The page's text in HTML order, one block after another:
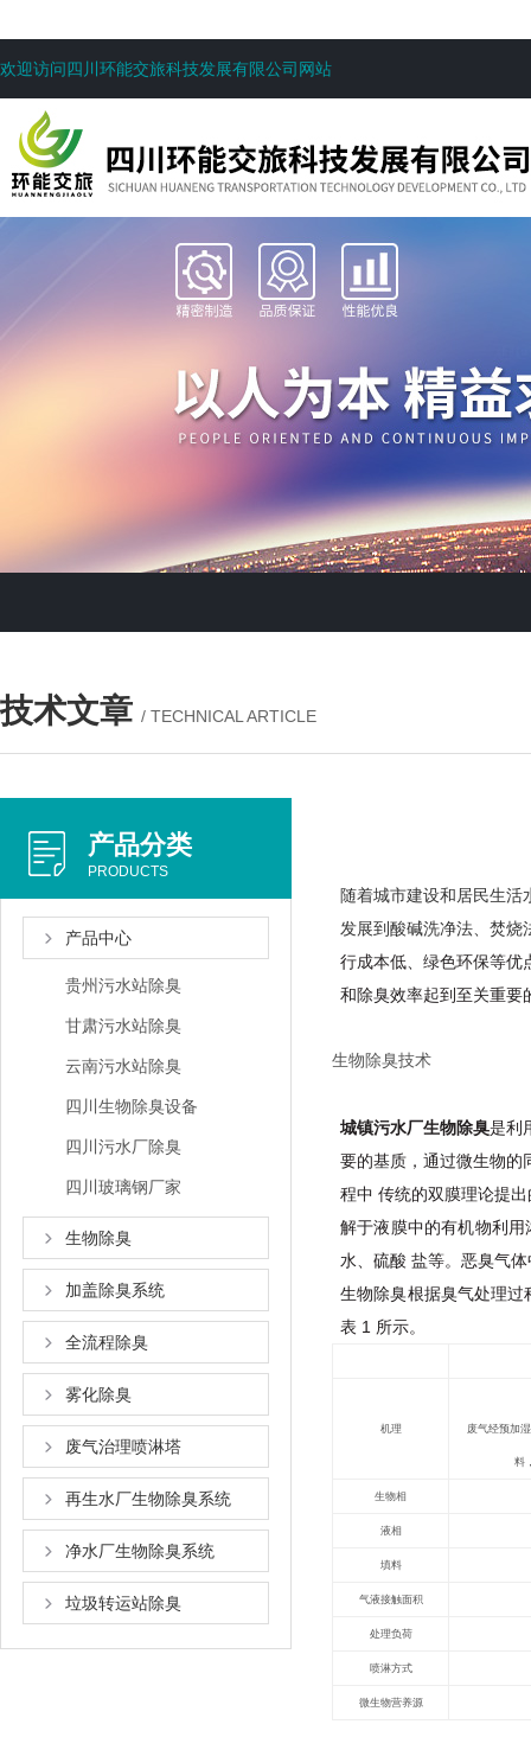
欢迎访问四川环能交旅科技发展有限公司网站
技术文章 / TECHNICAL ARTICLE
产品分类
PRODUCTS
产品中心
贵州污水站除臭
甘肃污水站除臭
云南污水站除臭
四川生物除臭设备
四川污水厂除臭
四川玻璃钢厂家
生物除臭
加盖除臭系统
全流程除臭
雾化除臭
废气治理喷淋塔
再生水厂生物除臭系统
净水厂生物除臭系统
垃圾转运站除臭
随着城市建设和居民生活
发展到酸碱洗净法、焚烧
行成本低、绿色环保等优
和除臭效率起到至关重要
生物除臭技术
城镇污水厂生物除臭是利
要的基质，通过微生物的
程中传统的双膜理论提
解于液膜中的有机物利
水、硫酸盐等。恶臭气
生物除臭根据臭气处理
表 1 所示。
机理 废气经预加
料
生物相
液相
填料
气液接触面积
处理负荷
喷淋方式
微生物营养源